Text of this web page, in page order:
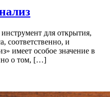
для открытия,
соответственно, и
имеет особое значение в
о том, […]